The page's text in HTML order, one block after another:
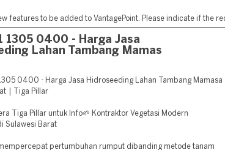
features to be added to VantagePoint. Please indicate if the
1305 0400 - Harga Jasa
Lahan Tambang Mamas
0400 - Harga Jasa Hidroseeding Lahan Tambang Mamasa
| Tiga Pillar
Tiga Pillar untuk Info🌱 Kontraktor Vegetasi Modern
Sulawesi Barat
pertumbuhan rumput dibanding metode tanam